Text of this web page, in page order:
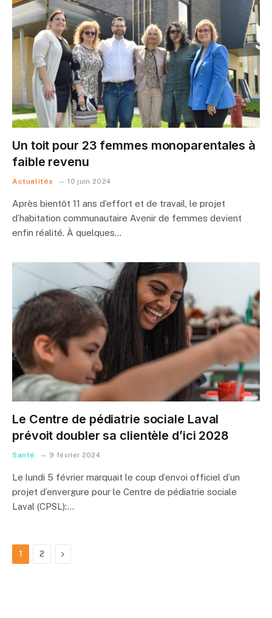
Un toit pour 23 femmes monoparentales à
faible revenu
Actualités 10 juin 2024
Après bientôt 11 ans d’effort et de travail, le projet
d’habitation communautaire Avenir de femmes devient
enfin réalité. À quelques…
Le Centre de pédiatrie sociale Laval
prévoit doubler sa clientèle d’ici 2028
Santé 9 février 2024
Le lundi 5 février marquait le coup d’envoi officiel d’un
projet d’envergure pour le Centre de pédiatrie sociale
Laval (CPSL):…
1 2 Next